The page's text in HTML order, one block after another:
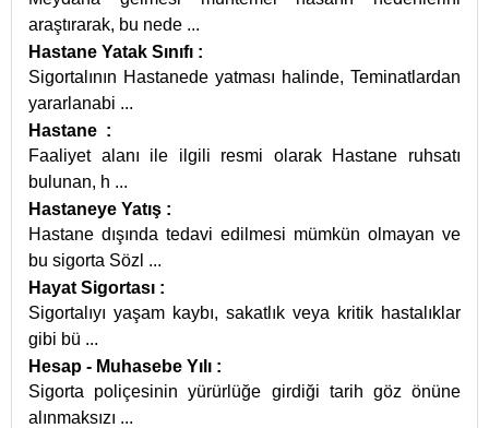
araştırarak, bu nede ...
Hastane Yatak Sınıfı :
Sigortalının Hastanede yatması halinde, Teminatlardan
yararlanabi ...
Hastane :
Faaliyet alanı ile ilgili resmi olarak Hastane ruhsatı
bulunan, h ...
Hastaneye Yatış :
Hastane dışında tedavi edilmesi mümkün olmayan ve
bu sigorta Sözl ...
Hayat Sigortası :
Sigortalıyı yaşam kaybı, sakatlık veya kritik hastalıklar
gibi bü ...
Hesap - Muhasebe Yılı :
Sigorta poliçesinin yürürlüğe girdiği tarih göz önüne
alınmaksızı ...